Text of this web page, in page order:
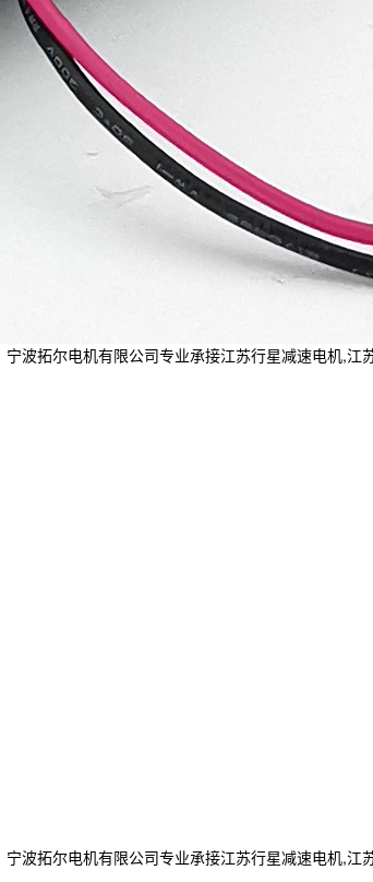
波拓尔电机有限公司专业承接江苏行星减速电机,
波拓尔电机有限公司专业承接江苏行星减速电机,